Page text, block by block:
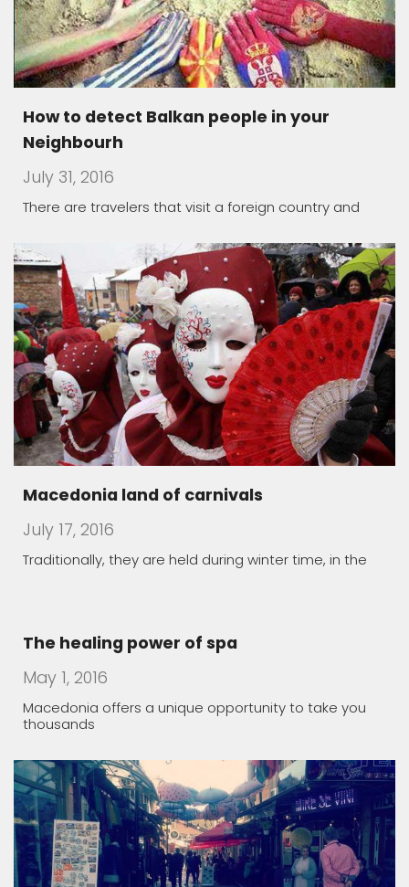
Neighbourh
July 31, 2016
There are travelers that visit a foreign country and
Traditionally, they are held during winter time, in the
Macedonia offers a unique opportunity to take you
thousands